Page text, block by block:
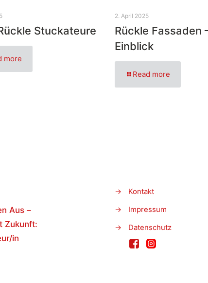
Stuckateure
more
2. April 2025
Rückle Fassaden
Einblick
Read more
Aus –
Zukunft:
in
→
Kontakt
→
Impressum
→
Datenschutz